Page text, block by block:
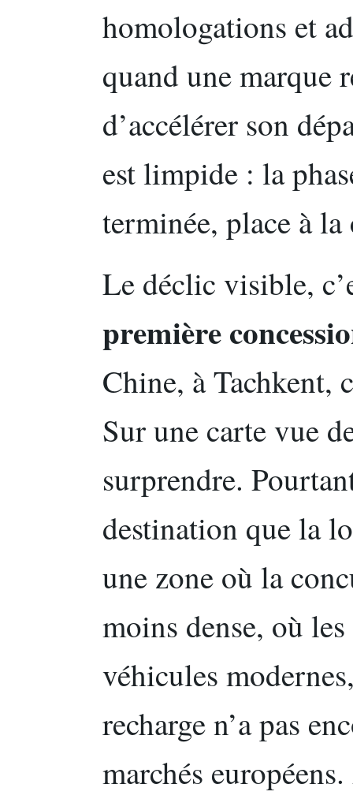
homologations et
quand une marque
d’accélérer son
est limpide : la
terminée, place à
Le déclic visible,
première
Chine, à Tachkent,
Sur une carte vue
surprendre.
destination que la
une zone où la
moins dense, où
véhicules
recharge n’a pas
marchés